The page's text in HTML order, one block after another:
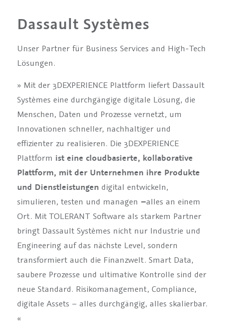
Dassault Systèmes
Unser Partner für Business Services and High-Tech
Lösungen.
» Mit der 3DEXPERIENCE Plattform liefert Dassault
Systèmes eine durchgängige digitale Lösung, die
Menschen, Daten und Prozesse vernetzt, um
Innovationen schneller, nachhaltiger und
effizienter zu realisieren. Die 3DEXPERIENCE
Plattform ist eine cloudbasierte, kollaborative
Plattform, mit der Unternehmen ihre Produkte
und Dienstleistungen digital entwickeln,
simulieren, testen und managen –alles an einem
Ort. Mit TOLERANT Software als starkem Partner
bringt Dassault Systèmes nicht nur Industrie und
Engineering auf das nächste Level, sondern
transformiert auch die Finanzwelt. Smart Data,
saubere Prozesse und ultimative Kontrolle sind der
neue Standard. Risikomanagement, Compliance,
digitale Assets – alles durchgängig, alles skalierbar.
«